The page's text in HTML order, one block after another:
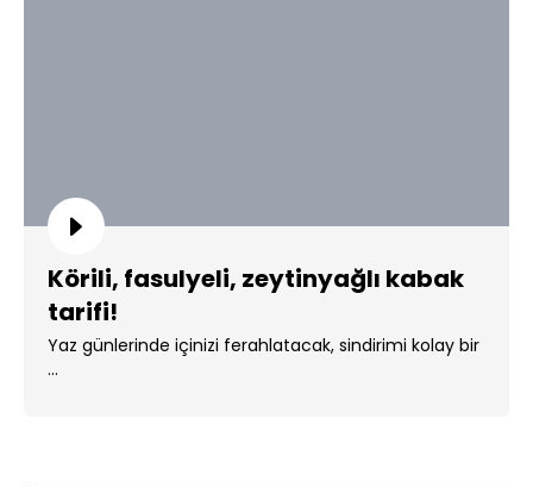
Körili, fasulyeli, zeytinyağlı kabak
tarifi!
Yaz günlerinde içinizi ferahlatacak, sindirimi kolay bir
...